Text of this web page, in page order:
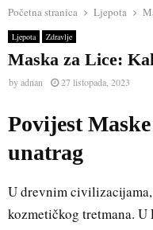
Početna stranica Ljepota
Ljepota Zdravlje
Maska za Lice:
byadnan 27 listopada, 2023
Povijest
unatrag
U drevnim civilizacijama,
kozmetičkog tretmana.